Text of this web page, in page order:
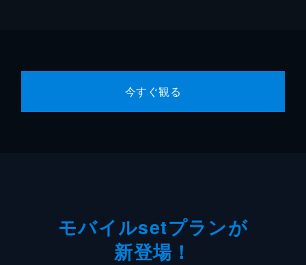
今すぐ観る
モバイルsetプランが
新登場！